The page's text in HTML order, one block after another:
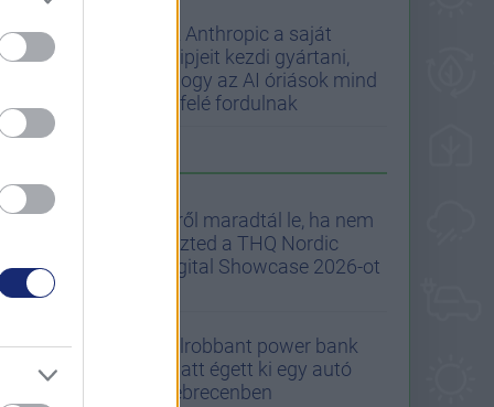
Az Anthropic a saját
chipjeit kezdi gyártani,
ahogy az AI óriások mind
befelé fordulnak
Erről maradtál le, ha nem
nézted a THQ Nordic
Digital Showcase 2026-ot
Felrobbant power bank
miatt égett ki egy autó
Debrecenben